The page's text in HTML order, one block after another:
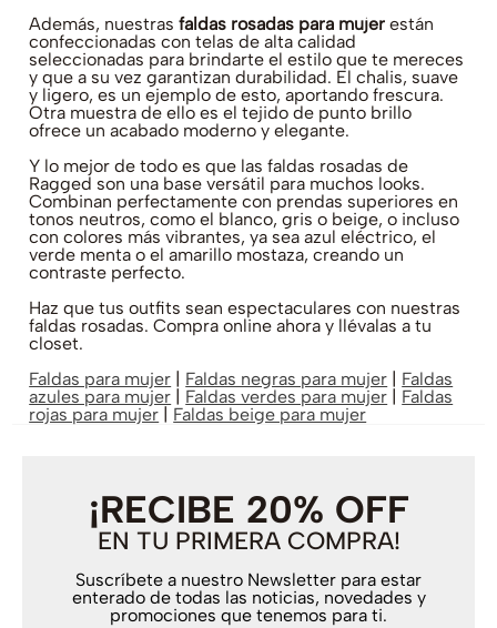
Además, nuestrasfaldas rosadas para mujer están
confeccionadas con telas de alta calidad
seleccionadas para brindarte el estilo que te mereces
y que a su vez garantizan durabilidad. El chalis, suave
y ligero, es un ejemplo de esto, aportando frescura.
Otra muestra de ello es el tejido de punto brillo
ofrece un acabado moderno y elegante.
Y lo mejor de todo es que las faldas rosadas de
Ragged son una base versátil para muchos looks.
Combinan perfectamente con prendas superiores en
tonos neutros, como el blanco, gris o beige, o incluso
con colores más vibrantes, ya sea azul eléctrico, el
verde menta o el amarillo mostaza, creando un
contraste perfecto.
Haz que tus outfits sean espectaculares con nuestras
faldas rosadas. Compra online ahora y llévalas a tu
closet.
Faldas para mujer | Faldas negras para mujer | Faldas
azules para mujer | Faldas verdes para mujer | Faldas
rojas para mujer | Faldas beige para mujer
¡RECIBE 20% OFF
EN TU PRIMERA COMPRA!
Suscríbete a nuestro Newsletter para estar
enterado de todas las noticias, novedades y
promociones que tenemos para ti.